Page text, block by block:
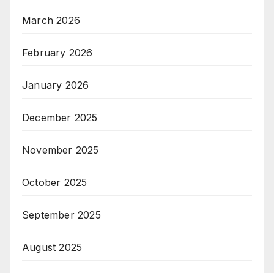
March 2026
February 2026
January 2026
December 2025
November 2025
October 2025
September 2025
August 2025